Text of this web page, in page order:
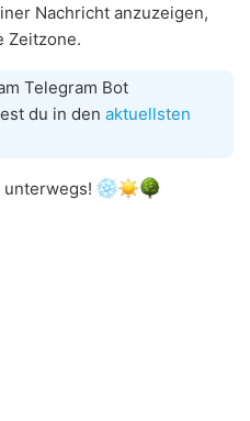
Nachricht anzuzeigen,
Zeitzone.
Telegram Bot
du in den aktuellsten